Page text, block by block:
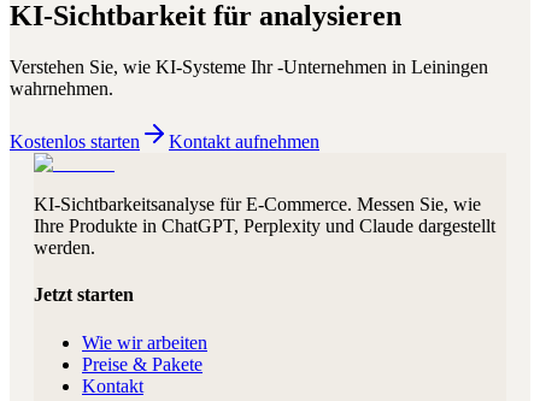
KI-Sichtbarkeit für analysieren
Verstehen Sie, wie KI-Systeme Ihr-Unternehmen in Leiningen
wahrnehmen.
Kostenlos starten Kontakt aufnehmen
KI-Sichtbarkeitsanalyse für E-Commerce. Messen Sie, wie
Ihre Produkte in ChatGPT, Perplexity und Claude dargestellt
werden.
Jetzt starten
Wie wir arbeiten
Preise & Pakete
Kontakt